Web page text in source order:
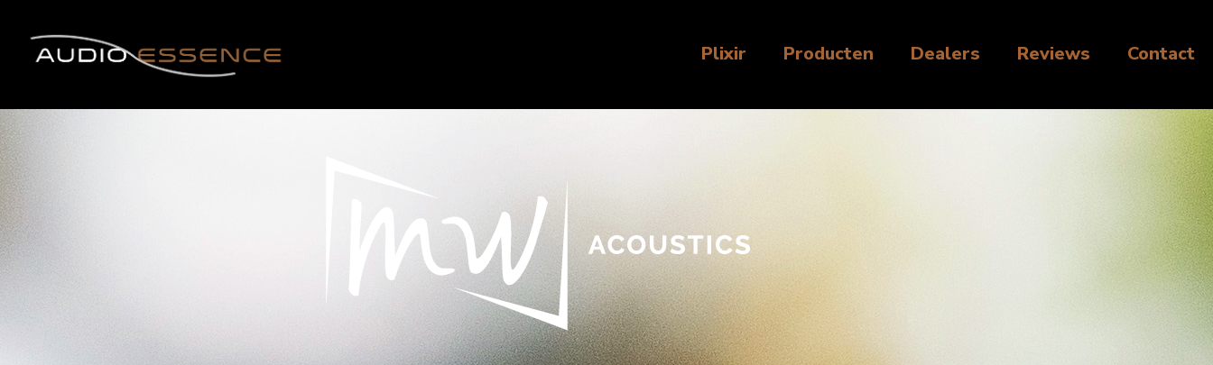
Plixir Producten Dealers Reviews Contact